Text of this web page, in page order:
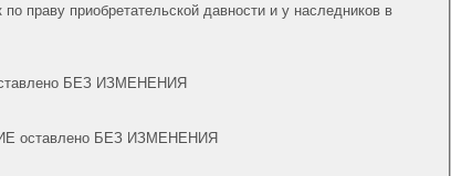
праву приобретательской давности и у наследников в
БЕЗ ИЗМЕНЕНИЯ
оставлено БЕЗ ИЗМЕНЕНИЯ